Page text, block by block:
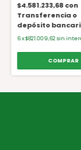
$4.581.233,68con
Transferencia o
depósito
6x$821.009,62sin